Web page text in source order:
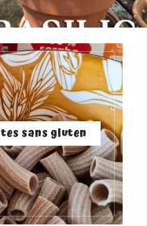
sans gluten